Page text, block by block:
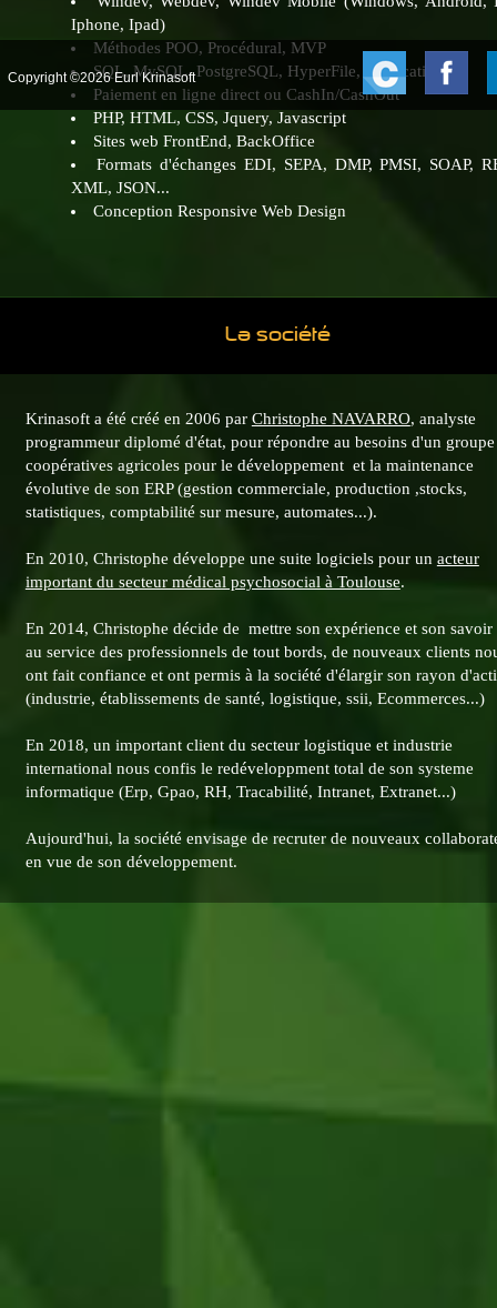
Iphone, Ipad)
Méthodes POO, Procédural, MVP
SQL, MySQL, PostgreSQL, HyperFile, Replication...
Paiement en ligne direct ou CashIn/CashOut
PHP, HTML, CSS, Jquery, Javascript
Sites web FrontEnd, BackOffice
Formats d'échanges EDI, SEPA, DMP, PMSI, SOAP,
XML, JSON...
Conception Responsive Web Design
La société
Krinasoft a été créé en 2006 par Christophe NAVARRO, analyste
programmeur diplomé d'état, pour répondre au besoins d'un groupe
coopératives agricoles pour le développement et la maintenance
évolutive de son ERP (gestion commerciale, production ,stocks,
statistiques, comptabilité sur mesure, automates...).
En 2010, Christophe développe une suite logiciels pour un acteur
important du secteur médical psychosocial à Toulouse.
En 2014, Christophe décide de mettre son expérience et son savoir
au service des professionnels de tout bords, de nouveaux clients
ont fait confiance et ont permis à la société d'élargir son rayon
(industrie, établissements de santé, logistique, ssii, Ecommerces...)
En 2018, un important client du secteur logistique et industrie
international nous confis le redéveloppment total de son systeme
informatique (Erp, Gpao, RH, Tracabilité, Intranet, Extranet...)
Aujourd'hui, la société envisage de recruter de nouveaux
en vue de son développement.
Copyright ©2026 Eurl Krinasoft